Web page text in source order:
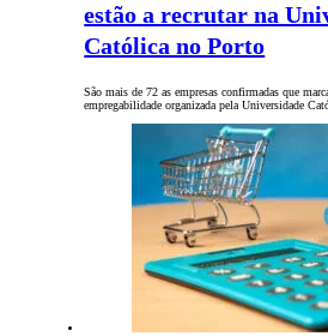
estão a recrutar na
Católica no Porto
São mais de 72 as empresas confirmadas que
empregabilidade organizada pela Universidade